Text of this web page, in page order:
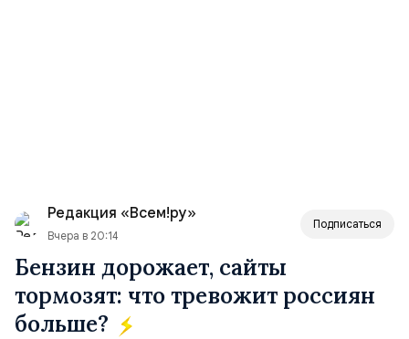
Редакция «Всем!ру»
Вчера в 20:14
Подписаться
Бензин дорожает, сайты
тормозят: что тревожит россиян
больше?